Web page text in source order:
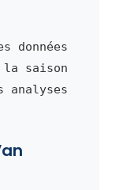
données
saison
analyses